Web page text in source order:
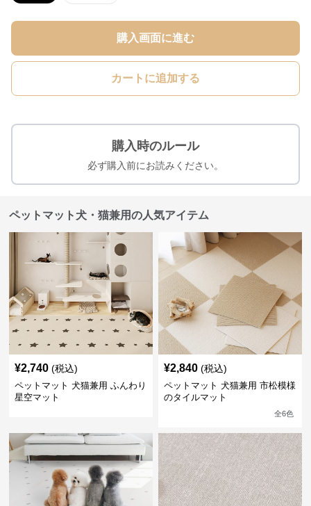
購入画面に進む
カートに追加する
購入時のルール
必ず購入前にお読みください。
ペットマット犬・猫兼用の人気アイテム
¥2,740 (税込)
ペットマット 犬猫兼用 ふんわり
星空マット
¥2,840 (税込)
ペットマット 犬猫兼用 市松模様
のタイルマット
全6色